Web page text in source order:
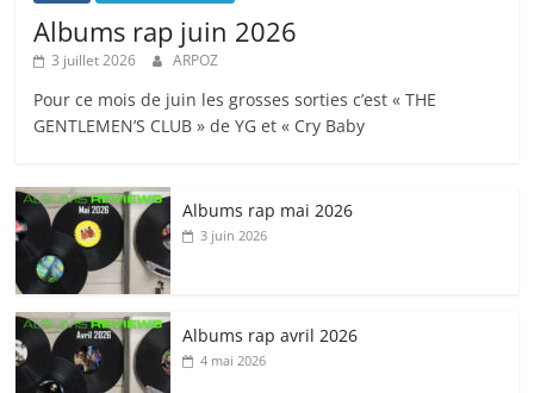
Albums rap juin 2026
3 juillet 2026 ARPOZ
Pour ce mois de juin les grosses sorties c’est « THE
GENTLEMEN’S CLUB » de YG et « Cry Baby
Albums rap mai 2026
3 juin 2026
Albums rap avril 2026
4 mai 2026